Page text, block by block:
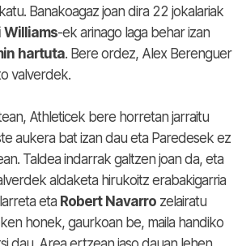
Banakoagaz joan dira 22 jokalariak
Williams-ek arinago laga behar izan
hartuta. Bere ordez, Alex Berenguer
valverdek.
Athleticek bere horretan jarraitu
aukera bat izan dau eta Paredesek ez
Taldea indarrak galtzen joan da, eta
aldaketa hirukoitz erabakigarria
eta Robert Navarro zelairatu
honek, gaurkoan be, maila handiko